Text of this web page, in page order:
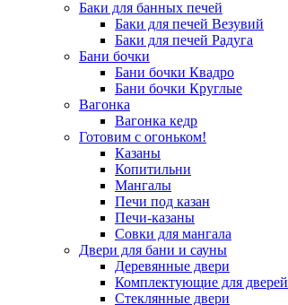
Баки для банных печей
Баки для печей Везувий
Баки для печей Радуга
Бани бочки
Бани бочки Квадро
Бани бочки Круглые
Вагонка
Вагонка кедр
Готовим с огоньком!
Казаны
Копитильни
Мангалы
Печи под казан
Печи-казаны
Совки для мангала
Двери для бани и сауны
Деревянные двери
Комплектующие для дверей
Стеклянные двери